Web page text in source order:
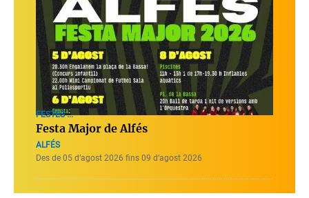
FESTES ...
Festa Major de Alfés
ALFÉS
Des de 05 d’agost 2026 fins 09 d’agost 2026